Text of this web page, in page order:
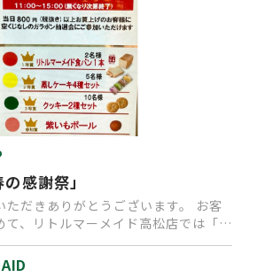
感謝祭」
ただきありがとうございます。 お客
て、リトルマーメイド高松店では「春
いた…